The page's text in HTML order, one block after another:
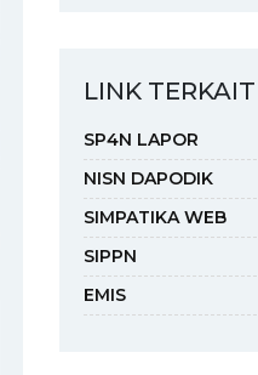
LINK TERKAIT
SP4N LAPOR
NISN DAPODIK
SIMPATIKA WEB
SIPPN
EMIS